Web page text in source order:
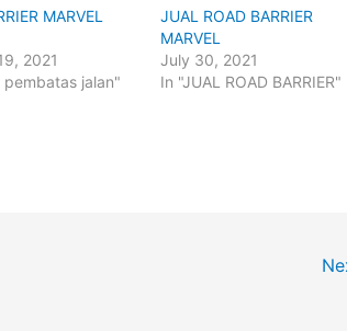
MARVEL
2021
pembatas jalan"
JUAL ROAD BARRIER
MARVEL
July 30, 2021
In "JUAL ROAD BARRIER"